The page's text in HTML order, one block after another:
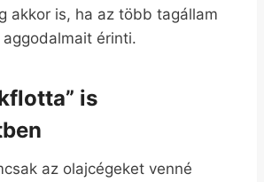
akkor is, ha az több tagállam
érinti.
is
az olajcégeket venné